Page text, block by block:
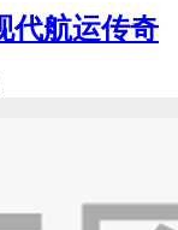
代航运传奇